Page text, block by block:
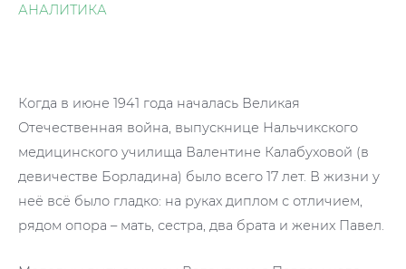
АНАЛИТИКА
Когда в июне 1941 года началась Великая
Отечественная война, выпускнице Нальчикского
медицинского училища Валентине Калабуховой (в
девичестве Борладина) было всего 17 лет. В жизни у
неё всё было гладко: на руках диплом с отличием,
рядом опора – мать, сестра, два брата и жених Павел.